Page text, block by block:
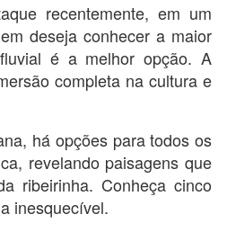
recentemente, em um
deseja conhecer a maior
é a melhor opção. A
completa na cultura e
há opções para todos os
revelando paisagens que
ribeirinha. Conheça cinco
inesquecível.